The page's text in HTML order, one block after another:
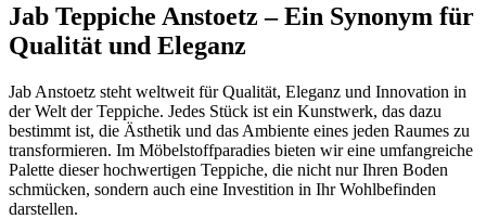
Jab Teppiche Anstoetz – Ein Synonym für
Qualität und Eleganz
Jab Anstoetz steht weltweit für Qualität, Eleganz und Innovation in
der Welt der Teppiche. Jedes Stück ist ein Kunstwerk, das dazu
bestimmt ist, die Ästhetik und das Ambiente eines jeden Raumes zu
transformieren. Im Möbelstoffparadies bieten wir eine umfangreiche
Palette dieser hochwertigen Teppiche, die nicht nur Ihren Boden
schmücken, sondern auch eine Investition in Ihr Wohlbefinden
darstellen.